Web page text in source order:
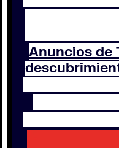
Anuncios de